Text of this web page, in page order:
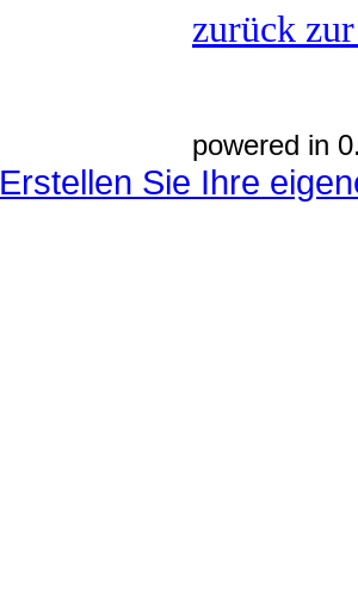
zurück
powered in
Erstellen Sie Ihre